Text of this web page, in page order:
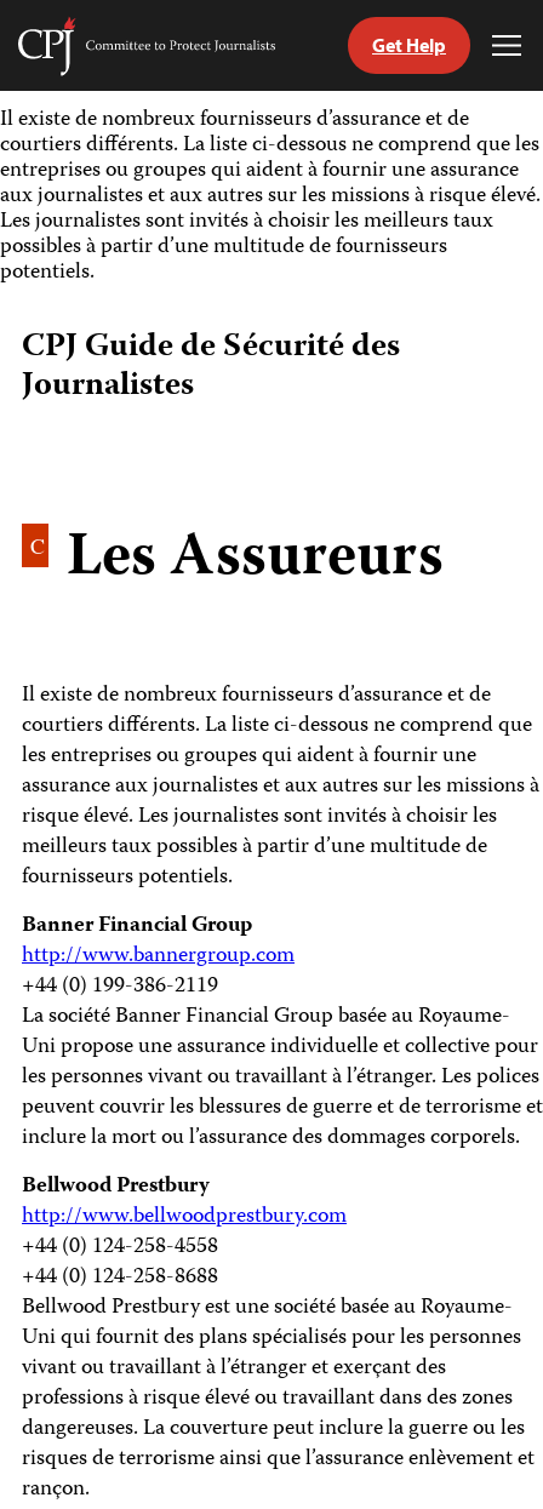
Skip
to
content
Committee
Protect
Journalists
Get Help
Il existe de nombreux fournisseurs d’assurance et de
courtiers différents. La liste ci-dessous ne comprend que les
entreprises ou groupes qui aident à fournir une assurance
aux journalistes et aux autres sur les missions à risque élevé.
Les journalistes sont invités à choisir les meilleurs taux
possibles à partir d’une multitude de fournisseurs
potentiels.
CPJ Guide de Sécurité des
Journalistes
C Les Assureurs
Il existe de nombreux fournisseurs d’assurance et de
courtiers différents. La liste ci-dessous ne comprend que
les entreprises ou groupes qui aident à fournir une
assurance aux journalistes et aux autres sur les missions à
risque élevé. Les journalistes sont invités à choisir les
meilleurs taux possibles à partir d’une multitude de
fournisseurs potentiels.
Banner Financial Group
http://www.bannergroup.com
+44 (0) 199-386-2119
La société Banner Financial Group basée au Royaume-
Uni propose une assurance individuelle et collective pour
les personnes vivant ou travaillant à l’étranger. Les polices
peuvent couvrir les blessures de guerre et de terrorisme et
inclure la mort ou l’assurance des dommages corporels.
Bellwood Prestbury
http://www.bellwoodprestbury.com
+44 (0) 124-258-4558
+44 (0) 124-258-8688
Bellwood Prestbury est une société basée au Royaume-
Uni qui fournit des plans spécialisés pour les personnes
vivant ou travaillant à l’étranger et exerçant des
professions à risque élevé ou travaillant dans des zones
dangereuses. La couverture peut inclure la guerre ou les
risques de terrorisme ainsi que l’assurance enlèvement et
rançon.